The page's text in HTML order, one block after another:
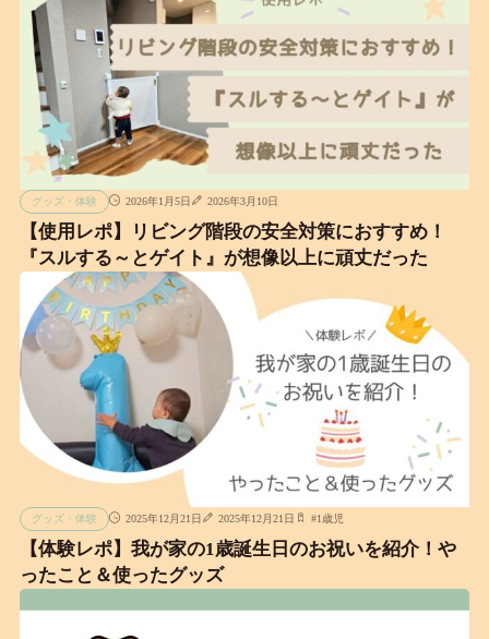
グッズ・体験 2026年1月5日 2026年3月10日
【使用レポ】リビング階段の安全対策におすすめ！
『スルする～とゲイト』が想像以上に頑丈だった
グッズ・体験 2025年12月21日 2025年12月21日 #1歳児
【体験レポ】我が家の1歳誕生日のお祝いを紹介！や
ったこと＆使ったグッズ